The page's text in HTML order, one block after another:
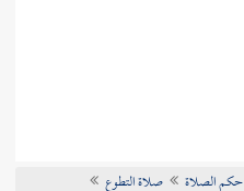
حكم الصلاة
صلاة التطوع